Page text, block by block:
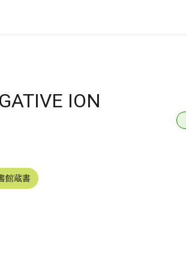
ION
館蔵書